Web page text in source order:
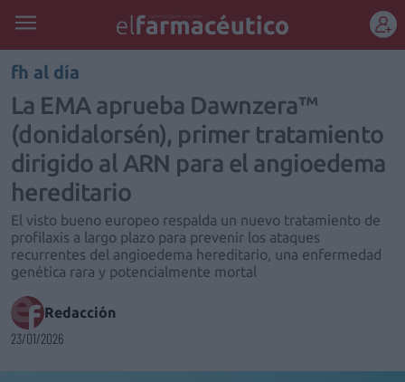
fh al día
La EMA aprueba Dawnzera™
(donidalorsén), primer tratamiento
dirigido al ARN para el angioedema
hereditario
El visto bueno europeo respalda un nuevo tratamiento de
profilaxis a largo plazo para prevenir los ataques
recurrentes del angioedema hereditario, una enfermedad
genética rara y potencialmente mortal
Redacción
23/01/2026